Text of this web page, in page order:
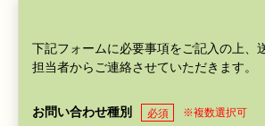
下記フォームに必要事項をご記入の上、
担当者からご連絡させていただきます。
お問い合わせ種別 必須 ※複数選択可